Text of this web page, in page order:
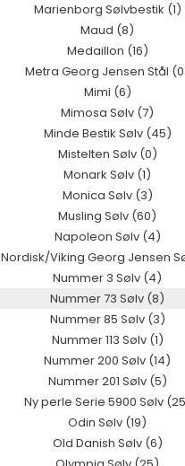
Marienborg Sølvbestik (1)
Maud (8)
Medaillon (16)
Metra Georg Jensen Stål
Mimi (6)
Mimosa Sølv (7)
Minde Bestik Sølv (45)
Mistelten Sølv (0)
Monark Sølv (1)
Monica Sølv (3)
Musling Sølv (60)
Napoleon Sølv (4)
Nordisk/Viking Georg Jensen
Nummer 3 Sølv (4)
Nummer 73 Sølv (8)
Nummer 85 Sølv (3)
Nummer 113 Sølv (1)
Nummer 200 Sølv (14)
Nummer 201 Sølv (5)
Ny perle Serie 5900 Sølv
Odin Sølv (19)
Old Danish Sølv (6)